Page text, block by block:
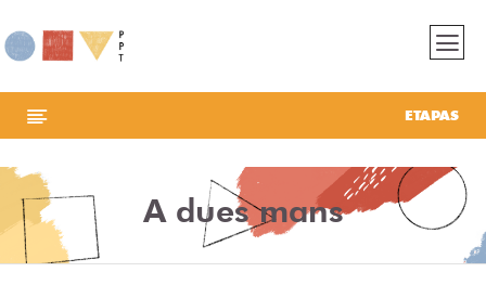
ETAPAS
A dues mans